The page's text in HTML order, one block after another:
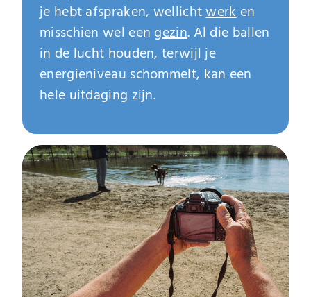
je hebt afspraken, wellichtwerken
misschien wel een gezin. Al die ballen
in de lucht houden, terwijl je
energieniveau schommelt, kan een
hele uitdaging zijn.